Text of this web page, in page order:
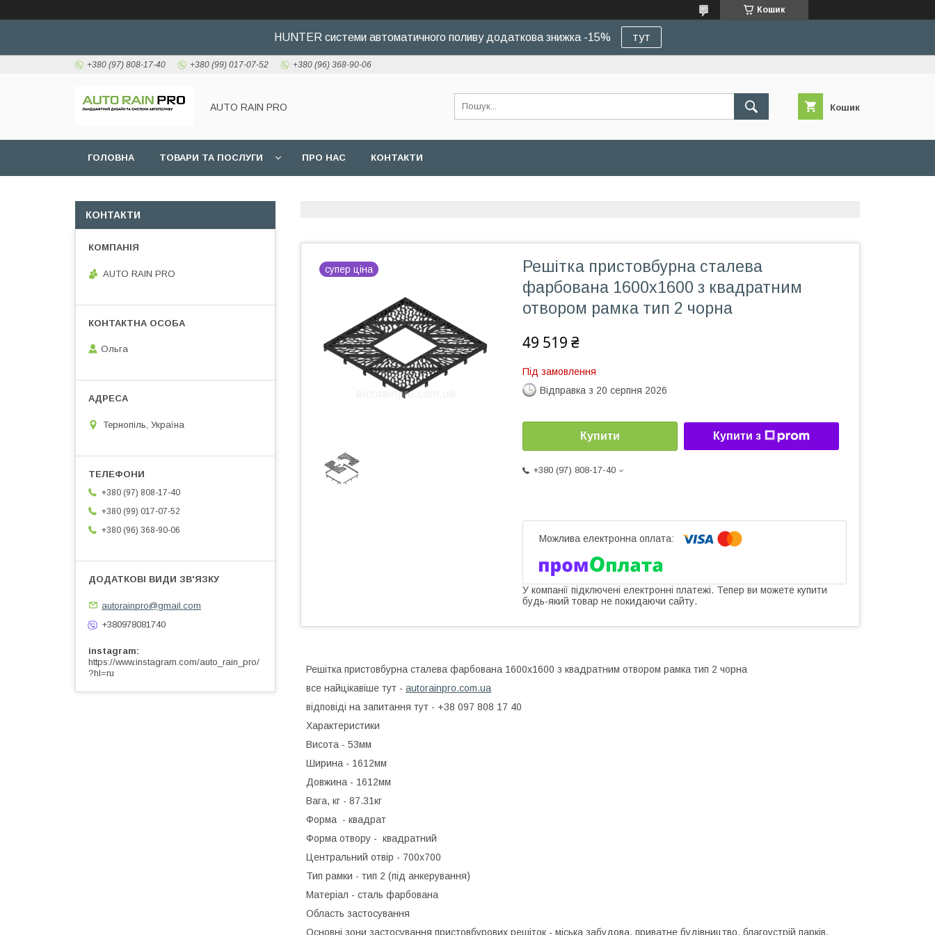
Кошик
HUNTER системи автоматичного поливу додаткова знижка -15% тут
+380 (97) 808-17-40 +380 (99) 017-07-52 +380 (96) 368-90-06
AUTO RAIN PRO Кошик
ГОЛОВНА ТОВАРИ ТА ПОСЛУГИ ПРО НАС КОНТАКТИ
супер ціна
Решітка пристовбурна сталева
фарбована 1600x1600 з квадратним
отвором рамка тип 2 чорна
49 519 ₴
Під замовлення
Відправка з 20 серпня 2026
Купити Купити з
+380 (97) 808-17-40
У компанії підключені електронні платежі. Тепер ви можете купити
будь-який товар не покидаючи сайту.
Решітка пристовбурна сталева фарбована 1600x1600 з квадратним отвором рамка тип 2 чорна
все найцікавіше тут - autorainpro.com.ua
відповіді на запитання тут - +38 097 808 17 40
Характеристики
Висота - 53мм
Ширина - 1612мм
Довжина - 1612мм
Вага, кг - 87.31кг
Форма - квадрат
Форма отвору - квадратний
Центральний отвір - 700x700
Тип рамки - тип 2 (під анкерування)
Матеріал - сталь фарбована
Область застосування
Основні зони застосування пристовбурових решіток - міська забудова, приватне будівництво, благоустрій парків,
КОНТАКТИ
AUTO RAIN PRO
Ольга
Тернопіль, Україна
+380 (97) 808-17-40
+380 (99) 017-07-52
+380 (96) 368-90-06
autorainpro@gmail.com
+380978081740
instagram
https://www.instagram.com/auto_rain_pro/
?hl=ru